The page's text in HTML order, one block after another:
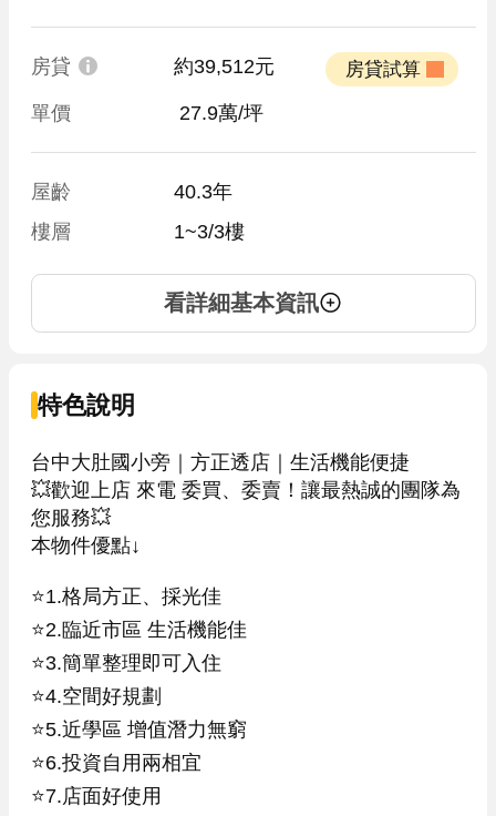
房貸 約39,512元
單價 27.9萬/坪
屋齡
40.3年
樓層
1~3/3樓
看詳細基本資訊
特色說明
台中大肚國小旁｜方正透店｜生活機能便捷
💥歡迎上店 來電 委買、委賣！讓最熱誠的團隊為
您服務💥
本物件優點↓
⭐️1.格局方正、採光佳
⭐️2.臨近市區 生活機能佳
⭐️3.簡單整理即可入住
⭐️4.空間好規劃
⭐️5.近學區 增值潛力無窮
⭐️6.投資自用兩相宜
⭐️7.店面好使用